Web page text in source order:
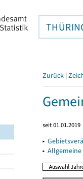
Zurück |
seit 01.01.2019
▸
▸